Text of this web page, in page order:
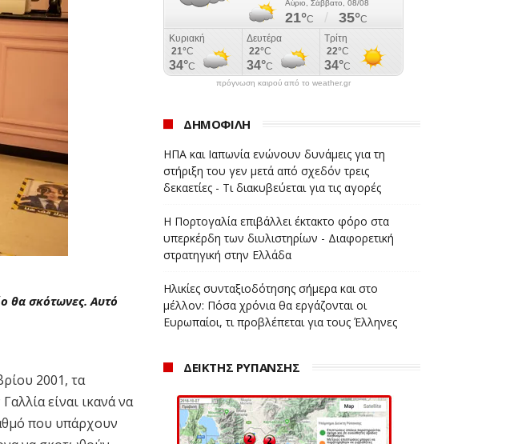
θα σκότωνες. Αυτό
2001, τα
είναι ικανά να
που υπάρχουν
πρόγνωση καιρού από το weather.gr
ΔΗΜΟΦΙΛΗ
ΗΠΑ και Ιαπωνία ενώνουν δυνάμεις για τη
στήριξη του γεν μετά από σχεδόν τρεις
δεκαετίες - Τι διακυβεύεται για τις αγορές
Η Πορτογαλία επιβάλλει έκτακτο φόρο στα
υπερκέρδη των διυλιστηρίων - Διαφορετική
στρατηγική στην Ελλάδα
Ηλικίες συνταξιοδότησης σήμερα και στο
μέλλον: Πόσα χρόνια θα εργάζονται οι
Ευρωπαίοι, τι προβλέπεται για τους Έλληνες
ΔΕΙΚΤΗΣ ΡΥΠΑΝΣΗΣ